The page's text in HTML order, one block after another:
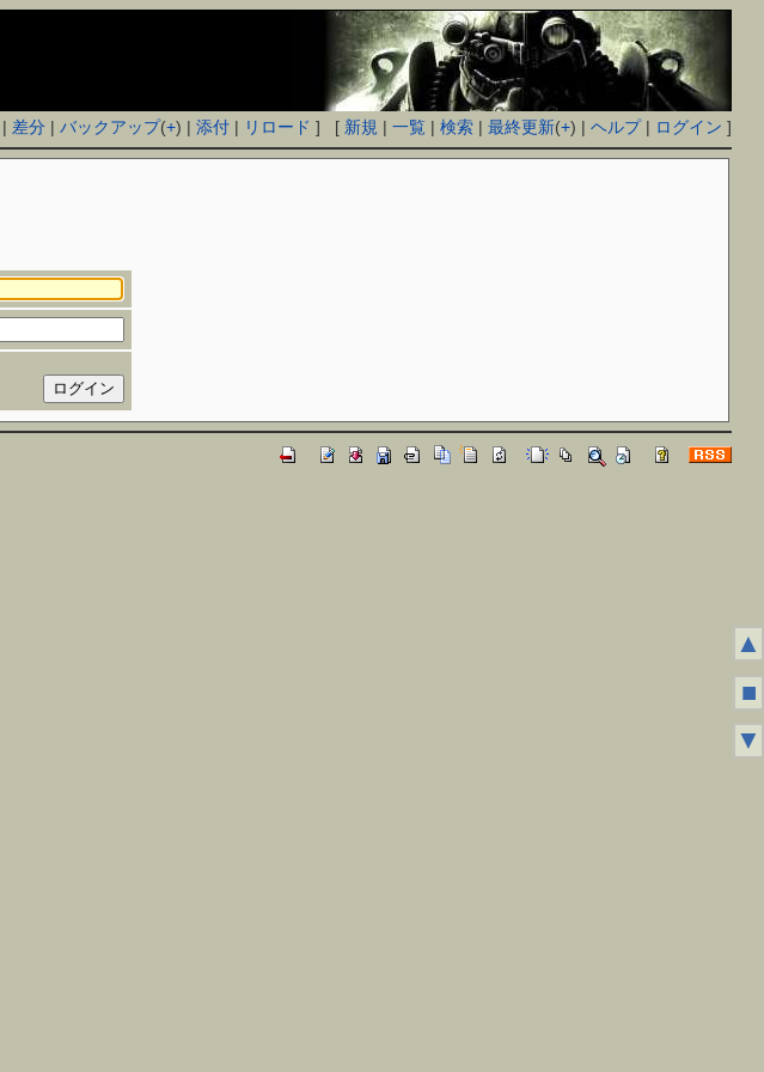
| 差分 |バックアップ(+) |添付 | リロード ] [ 新規 |一覧 |検索 |最終更新(+) |ヘルプ| ログイン ]
▲
■
▼